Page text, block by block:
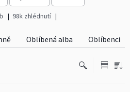
98k zhlédnutí
Oblíbená alba Oblíbenci